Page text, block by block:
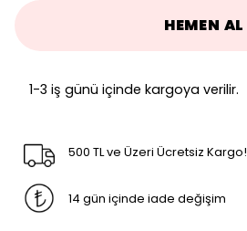
HEMEN AL
1-3 iş günü içinde kargoya verilir.
500 TL ve Üzeri Ücretsiz Kargo!
14 gün içinde iade değişim